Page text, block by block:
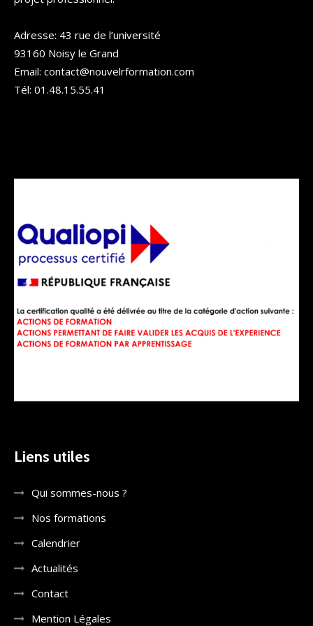
Adresse: 43 rue de l’université
93160 Noisy le Grand
Email: contact@nouvelrformation.com
Tél: 01.48.15.55.41
Liens utiles
Qui sommes-nous ?
Nos formations
Calendrier
Actualités
Contact
Mention Légales